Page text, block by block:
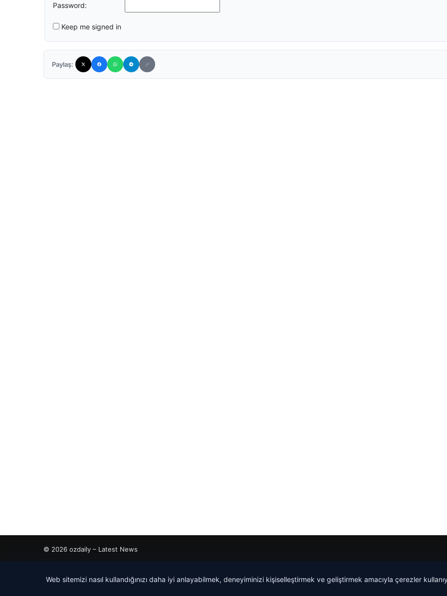
Password:
Keep me signed in
Paylaş:
© 2026 ozdaily – Latest News
Web sitemizi nasıl kullandığınızı daha iyi anlayabilmek, deneyiminizi kişiselleştirmek ve geliştirmek amacıyla çerezler